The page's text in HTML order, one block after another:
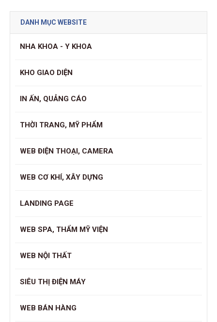
DANH MỤC WEBSITE
NHA KHOA - Y KHOA
KHO GIAO DIỆN
IN ẤN, QUẢNG CÁO
THỜI TRANG, MỸ PHẨM
WEB ĐIỆN THOẠI, CAMERA
WEB CƠ KHÍ, XÂY DỰNG
LANDING PAGE
WEB SPA, THẨM MỸ VIỆN
WEB NỘI THẤT
SIÊU THỊ ĐIỆN MÁY
WEB BÁN HÀNG